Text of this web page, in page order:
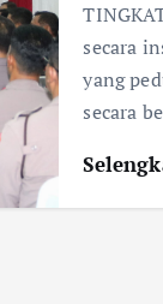
secara
yang
secara